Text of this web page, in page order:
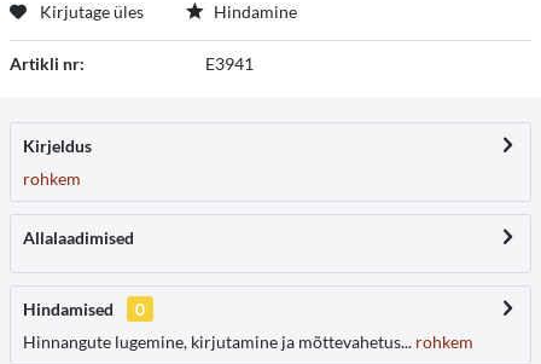
Kirjutage üles Hindamine
Artikli nr: E3941
Kirjeldus
rohkem
Allalaadimised
Hindamised
0
Hinnangute lugemine, kirjutamine ja mõttevahetus... rohkem